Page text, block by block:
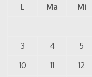
L Ma Mi
3
4 5
10
11 12